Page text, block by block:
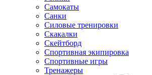
Самокаты
Санки
Силовые тренировки
Скакалки
Скейтборд
Спортивная экипировка
Спортивные игры
Тренажеры